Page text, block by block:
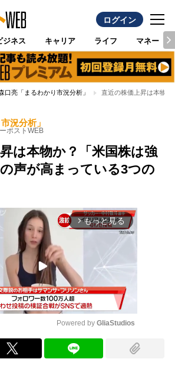
ログイン
ジネス キャリア ライフ マネー
口亮「まるわかり市況分析」 直近の株価上昇は本物
況分析」
ポストWEB
は本物か？「米国株は強
声が高まっている3つの
arrow_forward_ios もっと見る
Powered by GliaStudios